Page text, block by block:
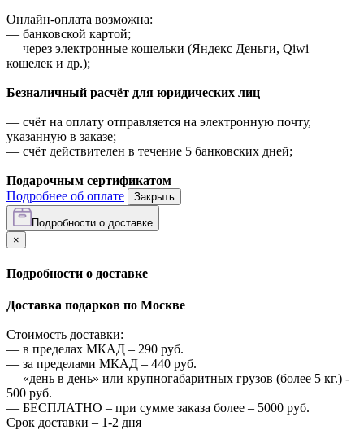
Онлайн-оплата возможна:
— банковской картой;
— через электронные кошельки (Яндекс Деньги, Qiwi
кошелек и др.);
Безналичный расчёт для юридических лиц
— счёт на оплату отправляется на электронную почту,
указанную в заказе;
— счёт действителен в течение 5 банковских дней;
Подарочным сертификатом
Подробнее об оплате
Закрыть
Подробности о доставке
×
Подробности о доставке
Доставка подарков по Москве
Стоимость доставки:
— в пределах МКАД – 290 руб.
— за пределами МКАД – 440 руб.
— «день в день» или крупногабаритных грузов (более 5 кг.) -
500 руб.
— БЕСПЛАТНО – при сумме заказа более – 5000 руб.
Срок доставки – 1-2 дня